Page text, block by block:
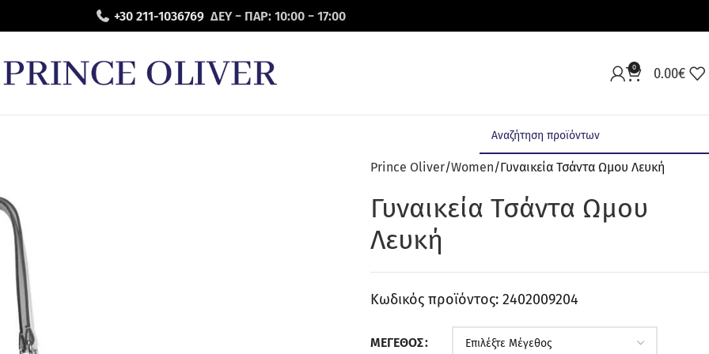
+30 211-1036769 ΔΕΥ − ΠΑΡ: 10:00 − 17:00
0 0.00€
Prince Oliver Women Γυναικεία Τσάντα Ωμου Λευκή
Γυναικεία Τσάντα Ωμου
Λευκή
Κωδικός προϊόντος: 2402009204
ΜΈΓΕΘΟΣ